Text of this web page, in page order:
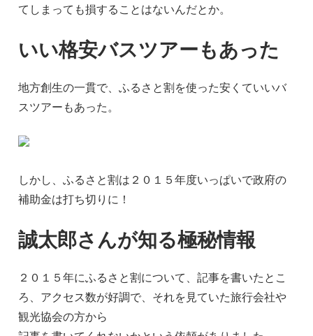
てしまっても損することはないんだとか。
いい格安バスツアーもあった
地方創生の一貫で、ふるさと割を使った安くていいバ
スツアーもあった。
しかし、ふるさと割は２０１５年度いっぱいで政府の
補助金は打ち切りに！
誠太郎さんが知る極秘情報
２０１５年にふるさと割について、記事を書いたとこ
ろ、アクセス数が好調で、それを見ていた旅行会社や
観光協会の方から